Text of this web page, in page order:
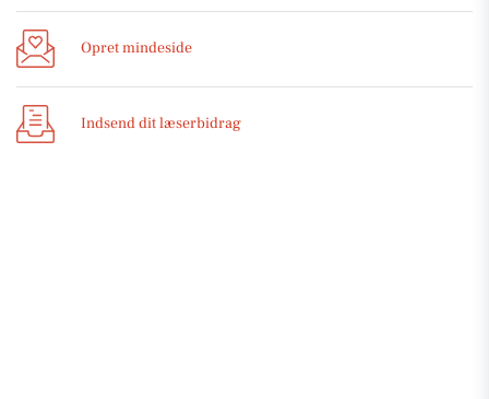
Opret mindeside
Indsend dit læserbidrag